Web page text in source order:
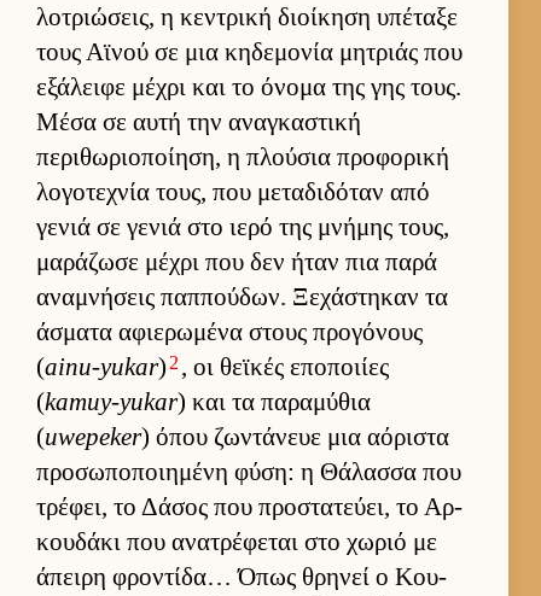
λοτριώσεις, η κεντρική διοί­κηση υπέταξε
τους Αϊνού σε μια κηδεμονία μητριάς που
εξάλειφε μέχρι και το όνομα της γης τους.
Μέσα σε αυτή την αναγκαστική
περιθωριο­ποί­ηση, η πλού­σια προφορική
λογοτεχνία τους, που μεταδιδόταν από
γενιά σε γενιά στο ιερό της μνήμης τους,
μαράζωσε μέχρι που δεν ήταν πια παρά
αναμνήσεις παπ­πού­δων. Ξεχάστηκαν τα
άσματα αφιε­ρωμένα στους προγόνους
(ainu-yukar) 2 , οι θεϊκές εποποι­ίες
(kamuy-yukar) και τα παραμύθια
(uwepeker) όπου ζωντάνευε μια αόριστα
προσωποποι­ημένη φύση: η Θάλασσα που
τρέφει, το Δάσος που προστατεύ­ει, το Αρ­
κου­δάκι που ανατρέφεται στο χωριό με
άπειρη φροντίδα… Όπως θρηνεί ο Κου­